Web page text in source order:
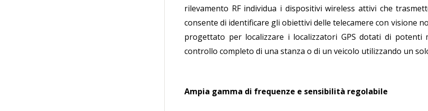
rilevamento RF individua i dispositivi wireless attivi che
consente di identificare gli obiettivi delle telecamere con visione
progettato per localizzare i localizzatori GPS dotati di
controllo completo di una stanza o di un veicolo utilizzando un
Ampia gamma di frequenze e sensibilità regolabile